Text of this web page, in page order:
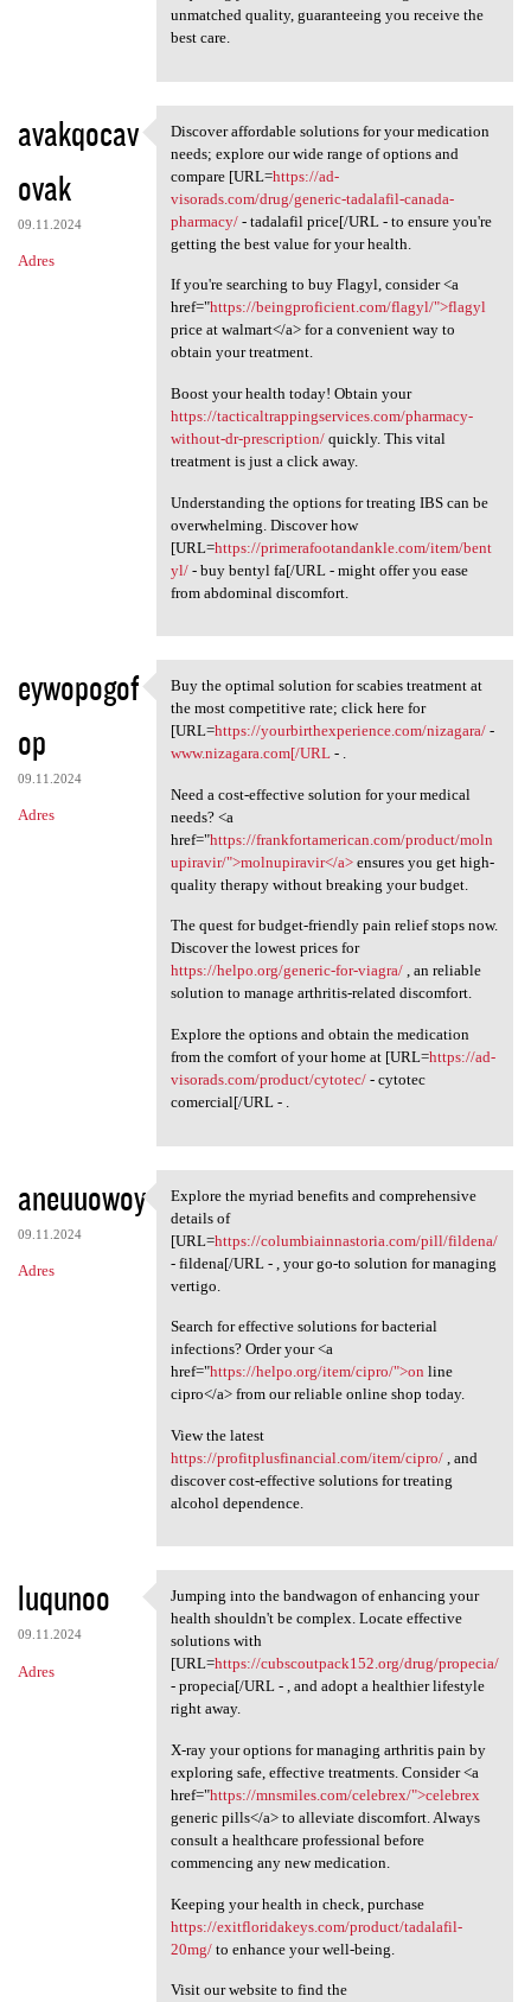
unmatched quality, guaranteeing you receive the
best care.
avakqocav
ovak
09.11.2024
Adres
Discover affordable solutions
Discover affordable solutions for your medication
needs; explore our wide range of options and
compare [URL=https://ad-
visorads.com/drug/generic-tadalafil-canada-
pharmacy/- tadalafil price[/URL - to ensure you're
getting the best value for your health.
If you're searching to buy Flagyl, consider <a
href="https://beingproficient.com/flagyl/">flagyl
price at walmart</a> for a convenient way to
obtain your treatment.
Boost your health today! Obtain your
https://tacticaltrappingservices.com/pharmacy-
without-dr-prescription/quickly. This vital
treatment is just a click away.
Understanding the options for treating IBS can be
overwhelming. Discover how
[URL=https://primerafootandankle.com/item/bent
yl/- buy bentyl fa[/URL - might offer you ease
from abdominal discomfort.
eywopogof
op
09.11.2024
Adres
Buy the optimal solution for
Buy the optimal solution for scabies treatment at
the most competitive rate; click here for
[URL=https://yourbirthexperience.com/nizagara/-
www.nizagara.com[/URL- .
Need a cost-effective solution for your medical
needs? <a
href="https://frankfortamerican.com/product/moln
upiravir/">molnupiravir</a>ensures you get high-
quality therapy without breaking your budget.
The quest for budget-friendly pain relief stops now.
Discover the lowest prices for
https://helpo.org/generic-for-viagra/, an reliable
solution to manage arthritis-related discomfort.
Explore the options and obtain the medication
from the comfort of your home at [URL=https://ad-
visorads.com/product/cytotec/- cytotec
comercial[/URL - .
aneuuowoy
09.11.2024
Adres
Explore the myriad benefits
Explore the myriad benefits and comprehensive
details of
[URL=https://columbiainnastoria.com/pill/fildena/
- fildena[/URL - , your go-to solution for managing
vertigo.
Search for effective solutions for bacterial
infections? Order your <a
href="https://helpo.org/item/cipro/">on line
cipro</a> from our reliable online shop today.
View the latest
https://profitplusfinancial.com/item/cipro/, and
discover cost-effective solutions for treating
alcohol dependence.
luqunoo
09.11.2024
Adres
Jumping into the bandwagon of
Jumping into the bandwagon of enhancing your
health shouldn't be complex. Locate effective
solutions with
[URL=https://cubscoutpack152.org/drug/propecia/
- propecia[/URL - , and adopt a healthier lifestyle
right away.
X-ray your options for managing arthritis pain by
exploring safe, effective treatments. Consider <a
href="https://mnsmiles.com/celebrex/">celebrex
generic pills</a> to alleviate discomfort. Always
consult a healthcare professional before
commencing any new medication.
Keeping your health in check, purchase
https://exitfloridakeys.com/product/tadalafil-
20mg/to enhance your well-being.
Visit our website to find the